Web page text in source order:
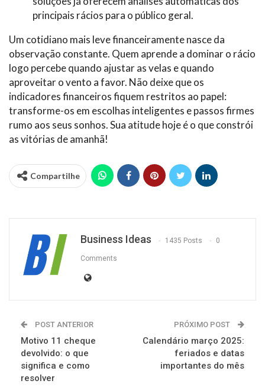
principais rácios para o público geral.
Um cotidiano mais leve financeiramente nasce da
observação constante. Quem aprende a dominar o rácio
logo percebe quando ajustar as velas e quando
aproveitar o vento a favor. Não deixe que os
indicadores financeiros fiquem restritos ao papel:
transforme-os em escolhas inteligentes e passos firmes
rumo aos seus sonhos. Sua atitude hoje é o que constrói
as vitórias de amanhã!
Compartilhe
Business Ideas 1435 Posts 0
Comments
POST ANTERIOR
Motivo 11 cheque
devolvido: o que
significa e como
resolver
PRÓXIMO POST
Calendário março 2025:
feriados e datas
importantes do mês